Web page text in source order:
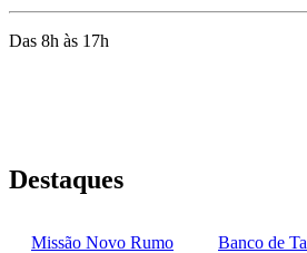
Das 8h às 17h
Destaques
Missão Novo Rumo Banco de